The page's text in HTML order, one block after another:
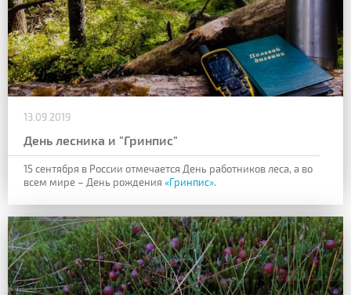
13.09.2019
День лесника и "Гринпис"
15 сентября в России отмечается День работников леса, а во
всем мире – День рождения «Гринпис».